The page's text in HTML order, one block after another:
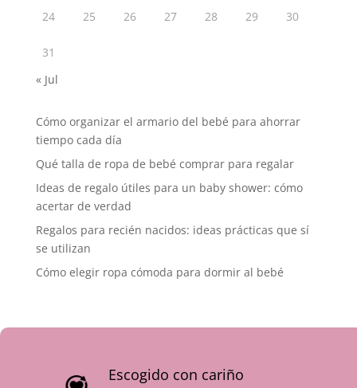
24 25 26 27 28 29 30
31
« Jul
Cómo organizar el armario del bebé para ahorrar
tiempo cada día
Qué talla de ropa de bebé comprar para regalar
Ideas de regalo útiles para un baby shower: cómo
acertar de verdad
Regalos para recién nacidos: ideas prácticas que sí
se utilizan
Cómo elegir ropa cómoda para dormir al bebé
Escogido con cariño